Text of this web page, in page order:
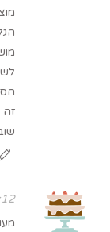
זה